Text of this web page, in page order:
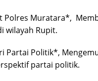
Polres Muratara*,
wilayah Rupit.
Partai Politik*,
partai politik.